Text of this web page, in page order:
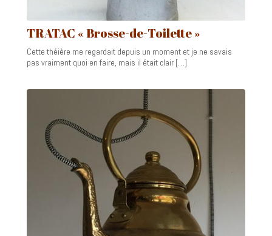
TRATAC « Brosse-de-Toilette »
Cette théière me regardait depuis un moment et je ne savais
pas vraiment quoi en faire, mais il était clair […]